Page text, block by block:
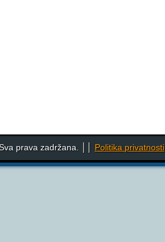
prava zadržana. ││ Politika privatnosti